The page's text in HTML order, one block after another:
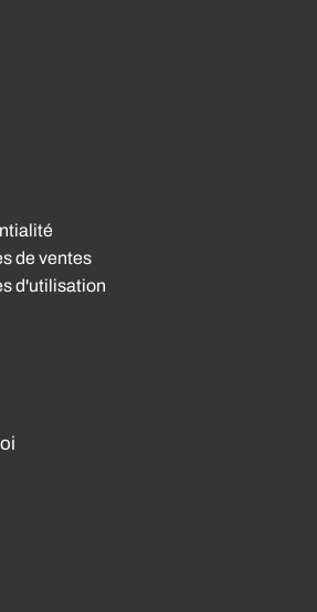
de ventes
d'utilisation